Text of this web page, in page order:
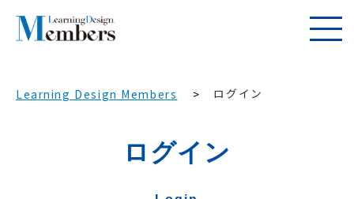
Learning Design Members ログイン
ログイン